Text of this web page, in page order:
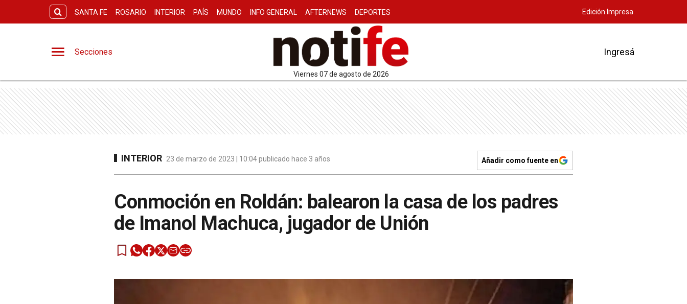
SANTA FE ROSARIO INTERIOR PAÍS MUNDO INFO GENERAL AFTERNEWS DEPORTES Edición Impresa
Secciones
viernes 07 de agosto de 2026
Ingresá
INTERIOR 23 de marzo de 2023 | 10:04 publicado hace 3 años Añadir como fuente en
Conmoción en Roldán: balearon la casa de los padres
de Imanol Machuca, jugador de Unión